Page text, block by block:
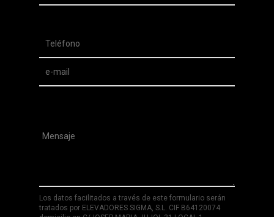
Los datos facilitados a través de este formulario serán
tratados por ELEVADORES SIGMA, S.L. CIF B64120074